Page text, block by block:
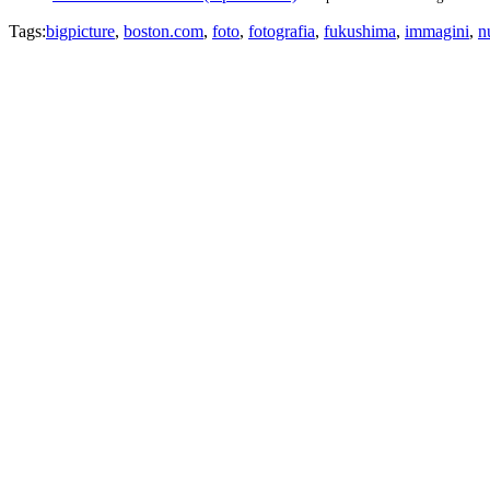
Tags:bigpicture, boston.com, foto, fotografia, fukushima, immagini,